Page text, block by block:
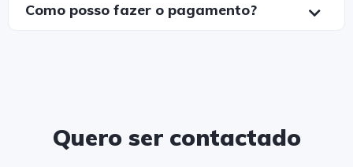
Como posso fazer o pagamento?
Quero ser contactado